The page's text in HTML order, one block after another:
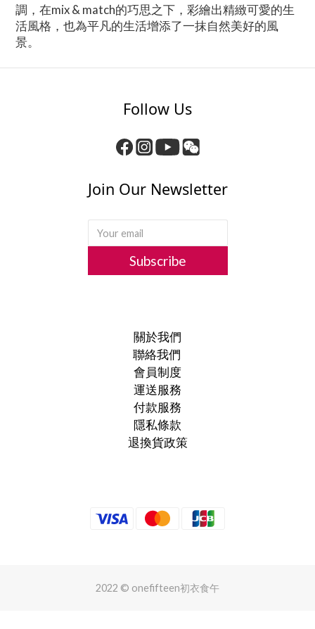
調，在mix & match的巧思之下，彩繪出精緻可愛的生
活風格，也為平凡的生活增添了一抹自然美好的風
景。
Follow Us
Join Our Newsletter
Subscribe
關於我們
聯絡我們
會員制度
運送服務
付款服務
隱私條款
退換貨政策
2022 © onefifteen初衣食午